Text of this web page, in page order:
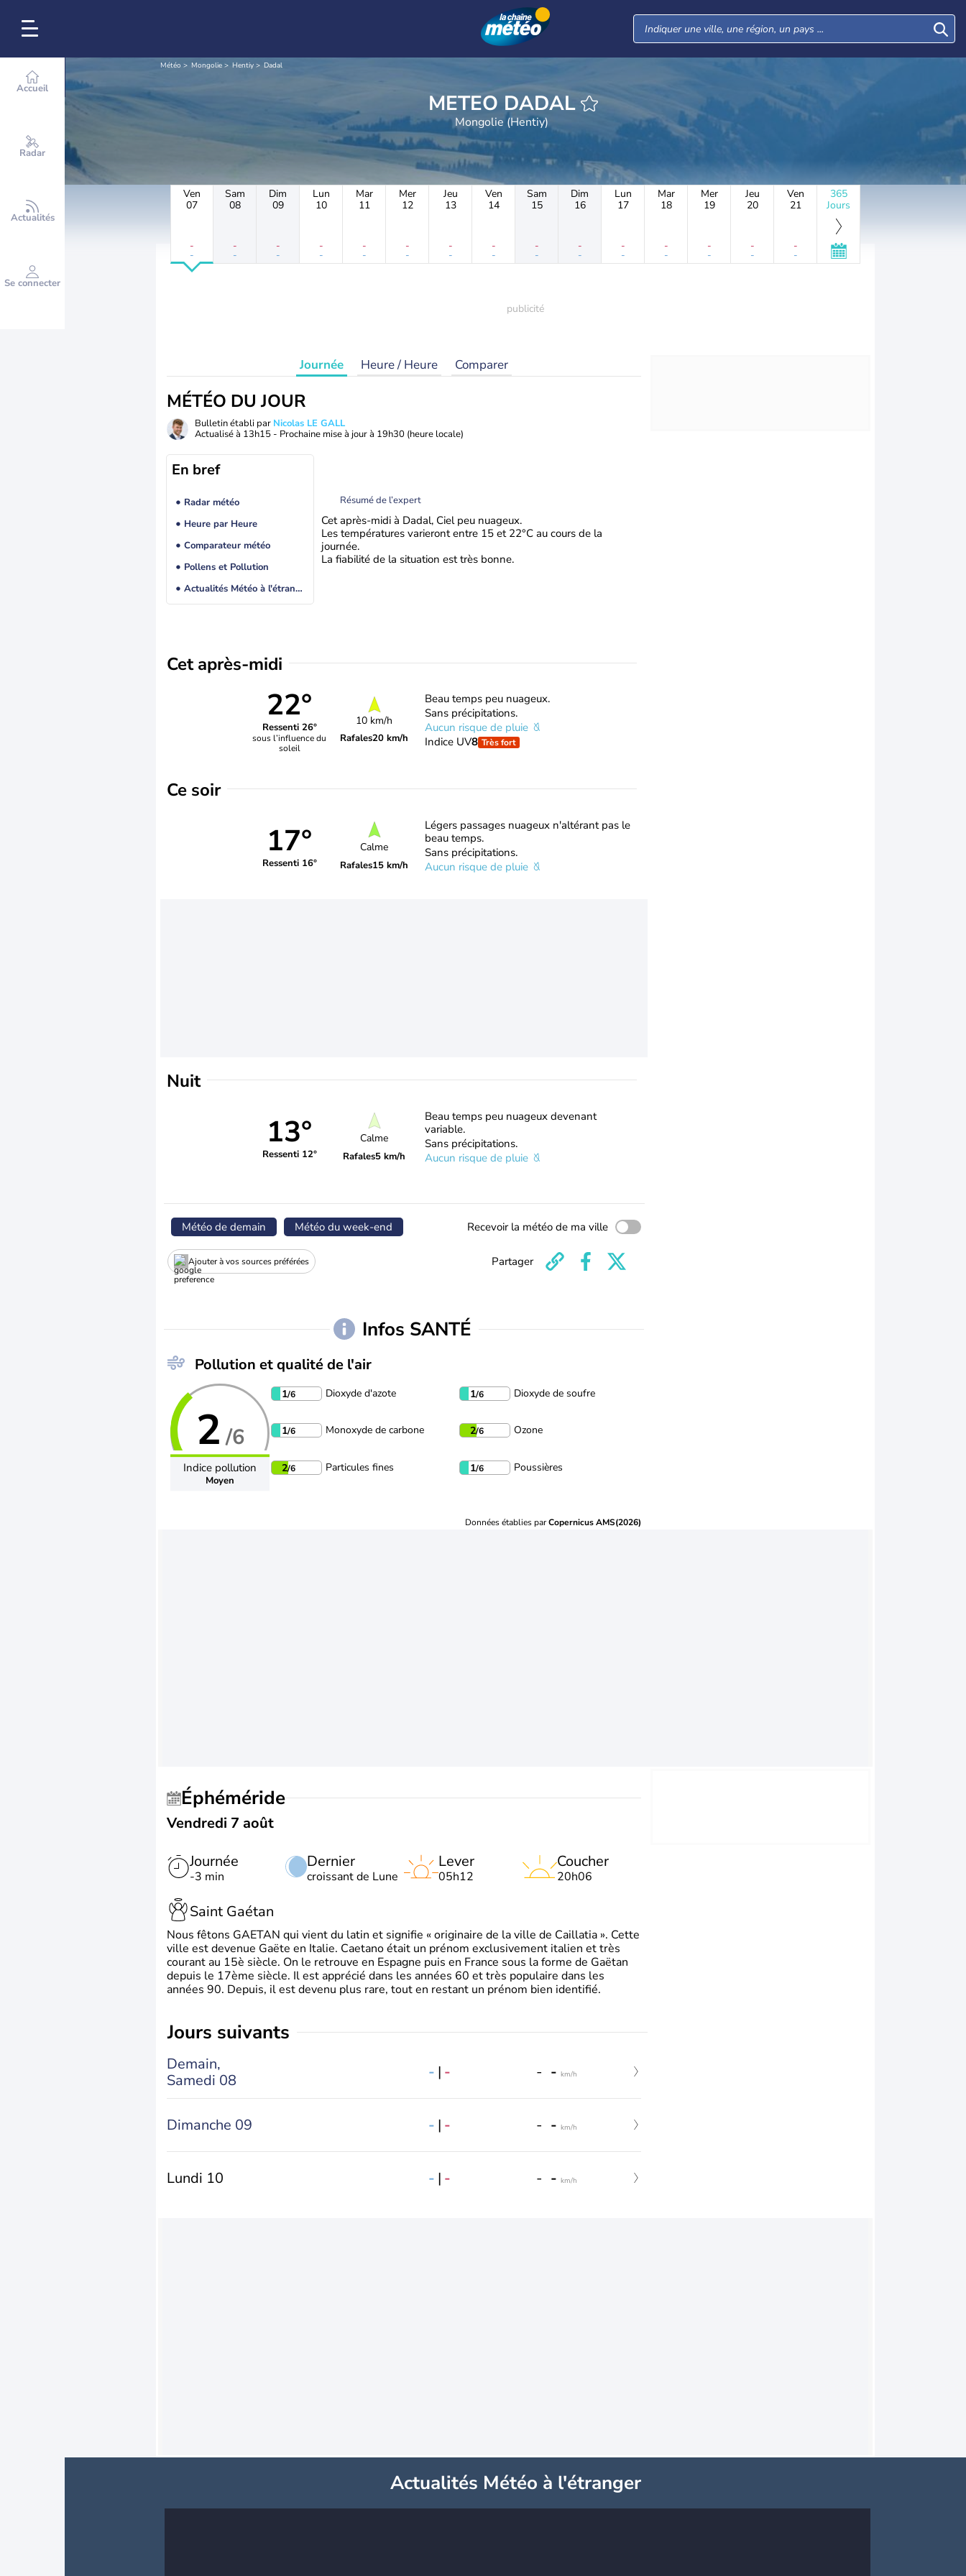
Accueil
Radar
Actualités
Se connecter
Météo Mongolie Hentiy Dadal
METEO DADAL
Mongolie (Hentiy)
Ven
07
-
-
Sam
08
-
-
Dim
09
-
-
Lun
10
-
-
Mar
11
-
-
Mer
12
-
-
Jeu
13
-
-
Ven
14
-
-
Sam
15
-
-
Dim
16
-
-
Lun
17
-
-
Mar
18
-
-
Mer
19
-
-
Jeu
20
-
-
Ven
21
-
-
365
Jours
Journée Heure / Heure Comparer
MÉTÉO DU JOUR
Bulletin établi par Nicolas LE GALL
Actualisé à 13h15 - Prochaine mise à jour à 19h30 (heure locale)
En bref
Radar météo
Heure par Heure
Comparateur météo
Pollens et Pollution
Actualités Météo à l'étranger
Résumé de l’expert
Cet après-midi à Dadal, Ciel peu nuageux.
Les températures varieront entre 15 et 22°C au cours de la
journée.
La fiabilité de la situation est très bonne.
Cet après-midi
22°
Ressenti 26°
sous l’influence du
soleil
10 km/h
Rafales20 km/h
Beau temps peu nuageux.
Sans précipitations.
Aucun risque de pluie
Indice UV8 Très fort
Ce soir
17°
Ressenti 16°
Calme
Rafales15 km/h
Légers passages nuageux n'altérant pas le
beau temps.
Sans précipitations.
Aucun risque de pluie
Nuit
13°
Ressenti 12°
Calme
Rafales5 km/h
Beau temps peu nuageux devenant
variable.
Sans précipitations.
Aucun risque de pluie
Météo de demain Météo du week-end Recevoir la météo de ma ville
Ajouter à vos sources préférées Partager
Infos SANTÉ
Pollution et qualité de l'air
2 /6
Indice pollution
Moyen
1/6 Dioxyde d'azote 1/6 Dioxyde de soufre
1/6 Monoxyde de carbone 2/6 Ozone
2/6 Particules fines 1/6 Poussières
Données établies parCopernicus AMS(2026)
Éphéméride
Vendredi 7 août
Journée
-3 min
Dernier
croissant de Lune
Lever
05h12
Coucher
20h06
Saint Gaétan
Nous fêtons GAETAN qui vient du latin et signifie « originaire de la ville de Caillatia ». Cette
ville est devenue Gaëte en Italie. Caetano était un prénom exclusivement italien et très
courant au 15è siècle. On le retrouve en Espagne puis en France sous la forme de Gaëtan
depuis le 17ème siècle. Il est apprécié dans les années 60 et très populaire dans les
années 90. Depuis, il est devenu plus rare, tout en restant un prénom bien identifié.
jours suivants
Demain,
Samedi 08
- | - - - km/h
Dimanche 09 - | - - - km/h
Lundi 10 - | - - - km/h
Actualités Météo à l'étranger